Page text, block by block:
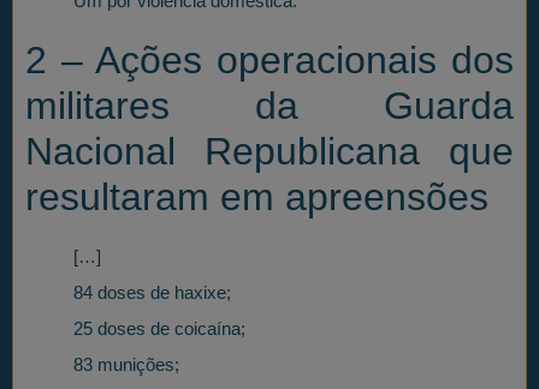
2 – Ações operacionais dos
militares da Guarda
Nacional Republicana que
resultaram em apreensões
[…]
84 doses de haxixe;
25 doses de coicaína;
83 munições;